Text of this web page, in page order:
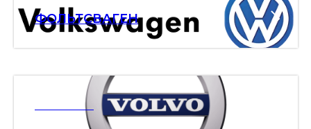
ФОЛЬТСВАГЕН
ВОЛЬВО